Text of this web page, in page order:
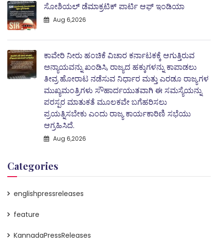
ಸೋಶಿಯಲ್ ಡೆಮಾಕ್ರಟಿಕ್ ಪಾರ್ಟಿ ಆಫ್ ಇಂಡಿಯಾ
Aug 6,2026
ಕಾವೇರಿ ನೀರು ಹಂಚಿಕೆ ವಿಚಾರ ಕರ್ನಾಟಕಕ್ಕೆ ಆಗುತ್ತಿರುವ
ಅನ್ಯಾಯವನ್ನು ಖಂಡಿಸಿ, ರಾಜ್ಯದ ಹಕ್ಕುಗಳನ್ನು ಕಾಪಾಡಲು
ತೀವ್ರ ಹೋರಾಟ ನಡೆಸುವ ನಿರ್ಧಾರ ಮತ್ತು ಎರಡೂ ರಾಜ್ಯಗಳ
ಮುಖ್ಯಮಂತ್ರಿಗಳು ಸೌಹಾರ್ದಯುತವಾಗಿ ಈ ಸಮಸ್ಯೆಯನ್ನು
ಪರಸ್ಪರ ಮಾತುಕತೆ ಮೂಲಕವೇ ಬಗೆಹರಿಸಲು
ಪ್ರಯತ್ನಿಸಬೇಕು ಎಂದು ರಾಜ್ಯ ಕಾರ್ಯಕಾರಿಣಿ ಸಭೆಯು
ಆಗ್ರಹಿಸಿದೆ.
Aug 6,2026
Categories
englishpressreleases
feature
KannadaPressReleases